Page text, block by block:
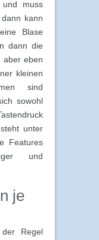
muss
kann
Blase
dann die
aber eben
kleinen
sind
sowohl
unter
Features
und
je
der Regel